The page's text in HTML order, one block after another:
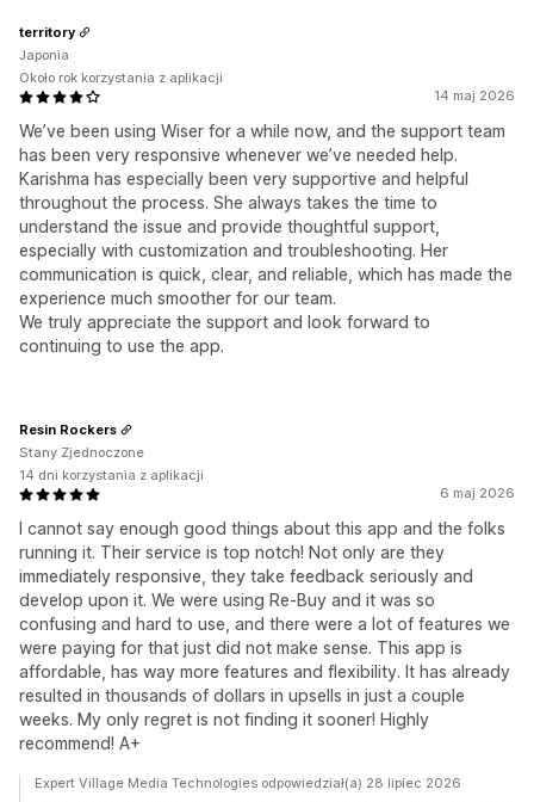
14 maj 2026
We’ve been using Wiser for a while now, and the support team
has been very responsive whenever we’ve needed help.
Karishma has especially been very supportive and helpful
throughout the process. She always takes the time to
understand the issue and provide thoughtful support,
especially with customization and troubleshooting. Her
communication is quick, clear, and reliable, which has made the
experience much smoother for our team.
We truly appreciate the support and look forward to
continuing to use the app.
territory
Japonia
Około rok korzystania z aplikacji
6 maj 2026
I cannot say enough good things about this app and the folks
running it. Their service is top notch! Not only are they
immediately responsive, they take feedback seriously and
develop upon it. We were using Re-Buy and it was so
confusing and hard to use, and there were a lot of features we
were paying for that just did not make sense. This app is
affordable, has way more features and flexibility. It has already
resulted in thousands of dollars in upsells in just a couple
weeks. My only regret is not finding it sooner! Highly
recommend! A+
Resin Rockers
Stany Zjednoczone
14 dni korzystania z aplikacji
Expert Village Media Technologies odpowiedział(a) 28 lipiec 2026